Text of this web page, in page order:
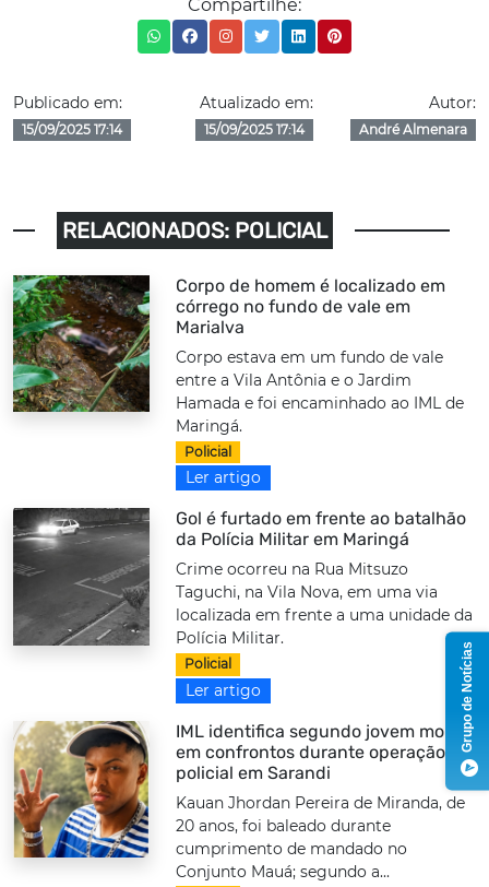
Compartilhe:
Publicado em:
15/09/2025 17:14
Atualizado em:
15/09/2025 17:14
Autor:
André Almenara
RELACIONADOS: POLICIAL
Corpo de homem é localizado em
córrego no fundo de vale em
Marialva
Corpo estava em um fundo de vale
entre a Vila Antônia e o Jardim
Hamada e foi encaminhado ao IML de
Maringá.
Policial
Ler artigo
Gol é furtado em frente ao batalhão
da Polícia Militar em Maringá
Crime ocorreu na Rua Mitsuzo
Taguchi, na Vila Nova, em uma via
localizada em frente a uma unidade da
Polícia Militar.
Policial
Ler artigo
IML identifica segundo jovem morto
em confrontos durante operação
policial em Sarandi
Kauan Jhordan Pereira de Miranda, de
20 anos, foi baleado durante
cumprimento de mandado no
Conjunto Mauá; segundo a...
Grupo de Notícias